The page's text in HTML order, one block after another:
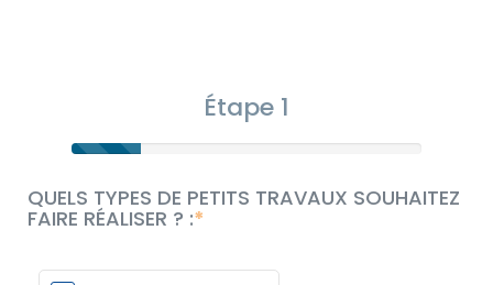
Étape 1
QUELS TYPES DE PETITS TRAVAUX SOUHAITEZ
FAIRE RÉALISER ? :